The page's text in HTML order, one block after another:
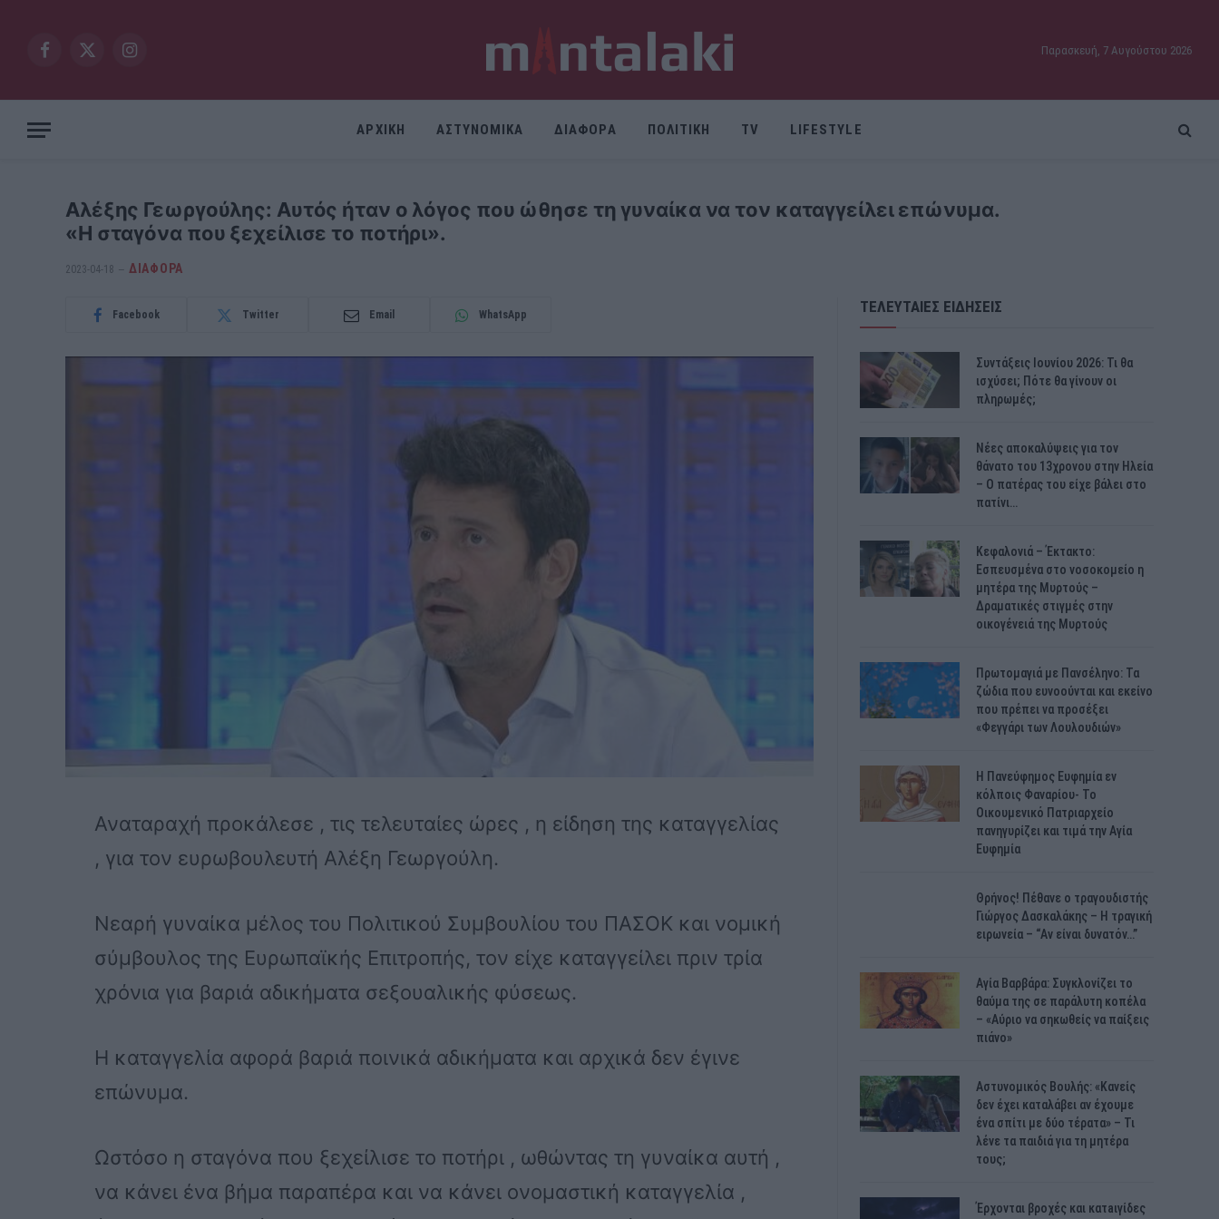
Facebook
X
Instagram
Παρασκευή, 7 Αυγούστου 2026
ΑΡΧΙΚΗ ΑΣΤΥΝΟΜΙΚΑ ΔΙΑΦΟΡΑ ΠΟΛΙΤΙΚΗ TV LIFESTYLE
Αλέξης Γεωργούλης: Αυτός ήταν ο λόγος που ώθησε τη γυναίκα να τον καταγγείλει επώνυμα.
«Η σταγόνα που ξεχείλισε το ποτήρι».
2023-04-18 ΔΙΆΦΟΡΑ
Facebook Twitter Email WhatsApp
Αναταραχή προκάλεσε , τις τελευταίες ώρες , η είδηση της καταγγελίας
, για τον ευρωβουλευτή Αλέξη Γεωργούλη.
Νεαρή γυναίκα μέλος του Πολιτικού Συμβουλίου του ΠΑΣΟΚ και νομική
σύμβουλος της Ευρωπαϊκής Επιτροπής, τον είχε καταγγείλει πριν τρία
χρόνια για βαριά αδικήματα σεξουαλικής φύσεως.
Η καταγγελία αφορά βαριά ποινικά αδικήματα και αρχικά δεν έγινε
επώνυμα.
Ωστόσο η σταγόνα που ξεχείλισε το ποτήρι , ωθώντας τη γυναίκα αυτή ,
να κάνει ένα βήμα παραπέρα και να κάνει ονομαστική καταγγελία ,
ΤΕΛΕΥΤΑΙΕΣ ΕΙΔΗΣΕΙΣ
Συντάξεις Ιουνίου 2026: Τι θα
ισχύσει; Πότε θα γίνουν οι
πληρωμές;
Νέες αποκαλύψεις για τον
θάνατο του 13χρονου στην Ηλεία
– Ο πατέρας του είχε βάλει στο
πατίνι…
Κεφαλονιά – Έκτακτο:
Εσπευσμένα στο νοσοκομείο η
μητέρα της Μυρτούς –
Δραματικές στιγμές στην
οικογένειά της Μυρτούς
Πρωτομαγιά με Πανσέληνο: Τα
ζώδια που ευνοούνται και εκείνο
που πρέπει να προσέξει
«Φεγγάρι των Λουλουδιών»
H Πανεύφημος Ευφημία εν
κόλποις Φαναρίου- Το
Οικουμενικό Πατριαρχείο
πανηγυρίζει και τιμά την Αγία
Ευφημία
Θρήνος! Πέθανε ο τραγουδιστής
Γιώργος Δασκαλάκης – Η τραγική
ειρωνεία – “Αν είναι δυνατόν…”
Αγία Βαρβάρα: Συγκλονίζει το
θαύμα της σε παράλυτη κοπέλα
– «Αύριο να σηκωθείς να παίξεις
πιάνο»
Αστυνομικός Bουλής: «Κανείς
δεν έχει καταλάβει αν έχουμε
ένα σπίτι με δύο τέρατα» – Τι
λένε τα παιδιά για τη μητέρα
τους;
Έρχονται βροχές και κατaιγίδες